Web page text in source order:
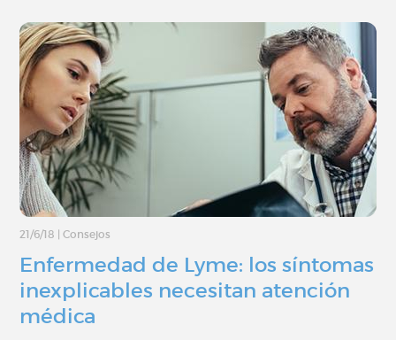
21/6/18 Consejos
Enfermedad de Lyme: los síntomas
inexplicables necesitan atención
médica